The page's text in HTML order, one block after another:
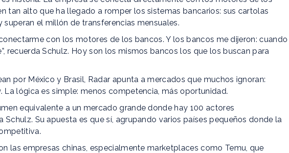
tan alto que ha llegado a romper los sistemas bancarios: sus cartolas
superan el millón de transferencias mensuales.
con los motores de los bancos. Y los bancos me dijeron: cuando
recuerda Schulz. Hoy son los mismos bancos los que los buscan para
por México y Brasil, Radar apunta a mercados que muchos ignoran:
La lógica es simple: menos competencia, más oportunidad.
equivalente a un mercado grande donde hay 100 actores
Schulz. Su apuesta es que sí, agrupando varios países pequeños donde la
las empresas chinas, especialmente marketplaces como Temu, que